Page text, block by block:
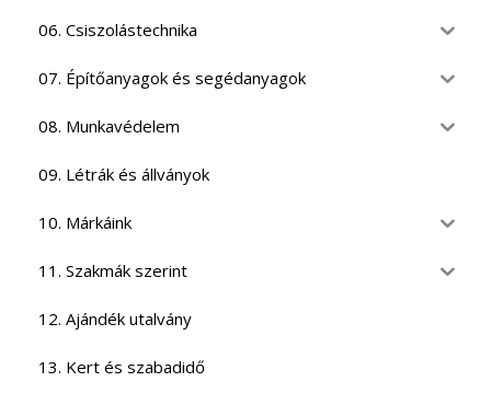
06. Csiszolástechnika
07. Építőanyagok és segédanyagok
08. Munkavédelem
09. Létrák és állványok
10. Márkáink
11. Szakmák szerint
12. Ajándék utalvány
13. Kert és szabadidő